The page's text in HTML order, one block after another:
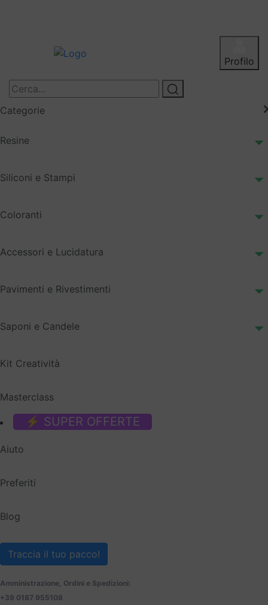
Profilo
Categorie
Resine
Siliconi e Stampi
Coloranti
Accessori e Lucidatura
Pavimenti e Rivestimenti
Saponi e Candele
Kit Creatività
Masterclass
⚡ SUPER OFFERTE
Aiuto
Preferiti
Blog
Traccia il tuo pacco!
Amministrazione, Ordini e Spedizioni:
+39 0187 955108